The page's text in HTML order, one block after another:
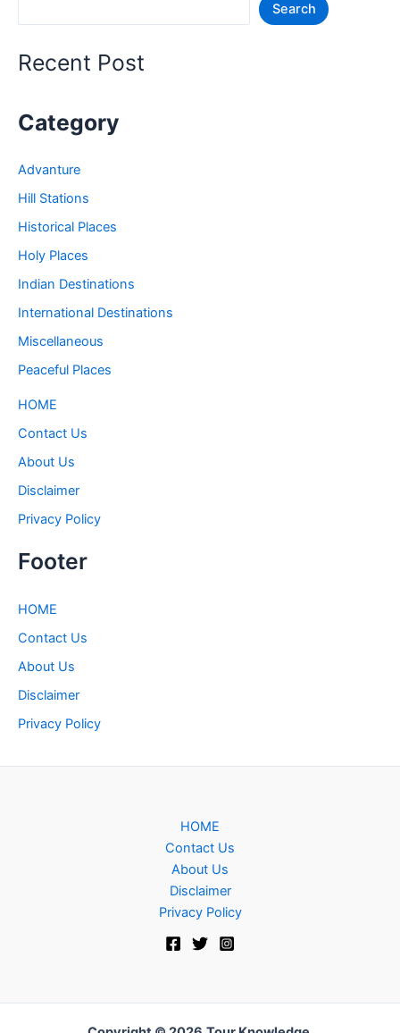
in
Search
Recent Post
Category
Advanture
Hill Stations
Historical Places
Holy Places
Indian Destinations
International Destinations
Miscellaneous
Peaceful Places
HOME
Contact Us
About Us
Disclaimer
Privacy Policy
Footer
HOME
Contact Us
About Us
Disclaimer
Privacy Policy
HOME
Contact Us
About Us
Disclaimer
Privacy Policy